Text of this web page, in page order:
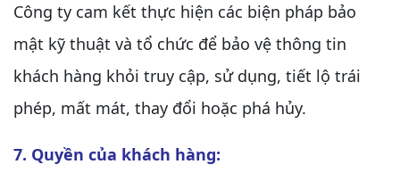
Công ty cam kết thực hiện các biện pháp bảo
mật kỹ thuật và tổ chức để bảo vệ thông tin
khách hàng khỏi truy cập, sử dụng, tiết lộ trái
phép, mất mát, thay đổi hoặc phá hủy.
7. Quyền của khách hàng: